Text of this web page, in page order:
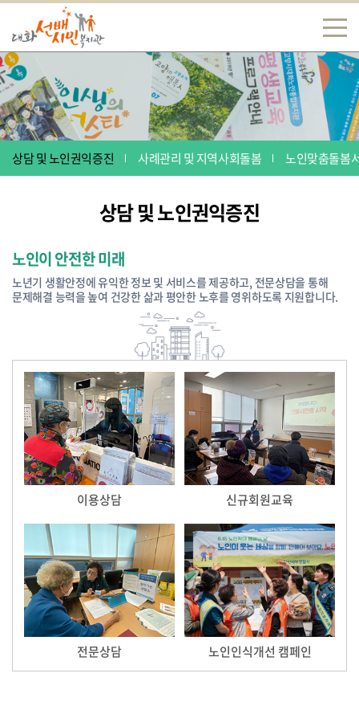
상담 및 노인권익증진 사례관리 및 지역사회돌봄 노인맞춤돌봄
상담 및 노인권익증진
노인이 안전한 미래
노년기 생활안정에 유익한 정보 및 서비스를 제공하고, 전문상담을 통해
문제해결 능력을 높여 건강한 삶과 평안한 노후를 영위하도록 지원합니다.
이용상담 신규회원교육
전문상담 노인인식개선 캠페인